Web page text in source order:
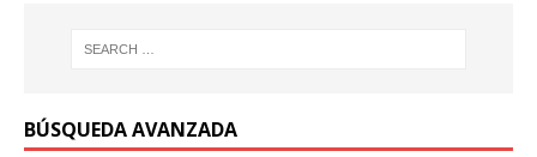
BÚSQUEDA AVANZADA